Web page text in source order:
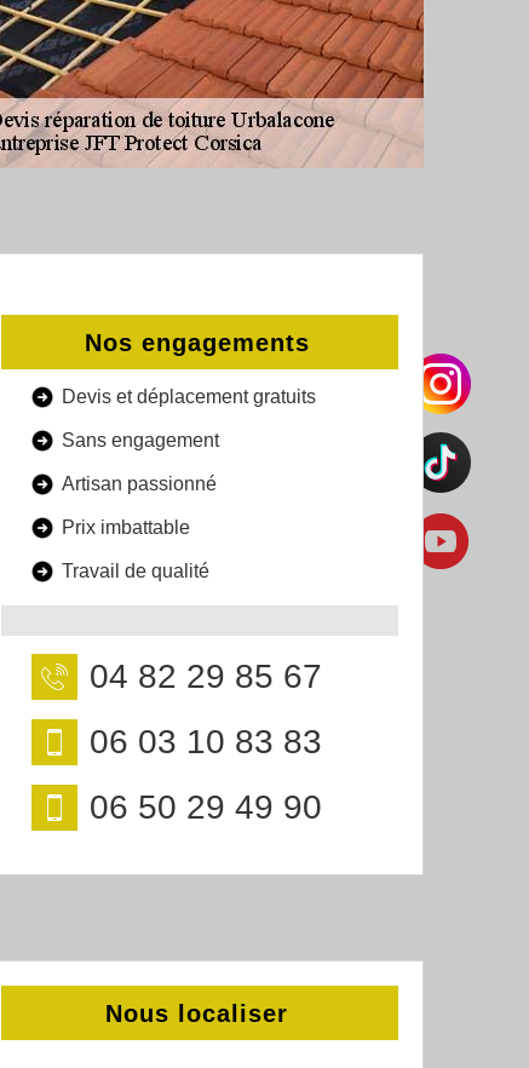
Nos engagements
Devis et déplacement gratuits
Sans engagement
Artisan passionné
Prix imbattable
Travail de qualité
04 82 29 85 67
06 03 10 83 83
06 50 29 49 90
Nous localiser